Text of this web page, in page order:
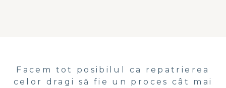
Facem tot posibilul ca repatrierea
celor dragi să fie un proces cât mai